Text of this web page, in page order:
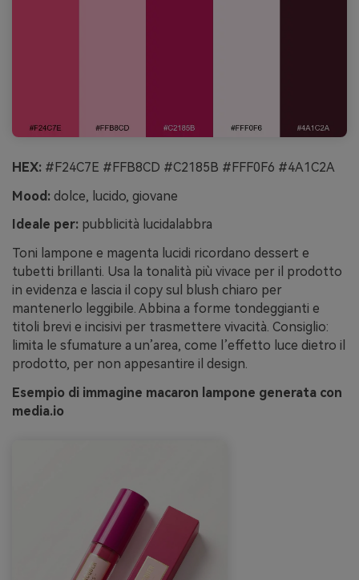
HEX: #F24C7E #FFB8CD #C2185B #FFF0F6 #4A1C2A
Mood: dolce, lucido, giovane
Ideale per: pubblicità lucidalabbra
Toni lampone e magenta lucidi ricordano dessert e
tubetti brillanti. Usa la tonalità più vivace per il prodotto
in evidenza e lascia il copy sul blush chiaro per
mantenerlo leggibile. Abbina a forme tondeggianti e
titoli brevi e incisivi per trasmettere vivacità. Consiglio:
limita le sfumature a un’area, come l’effetto luce dietro il
prodotto, per non appesantire il design.
Esempio di immagine macaron lampone generata con
media.io